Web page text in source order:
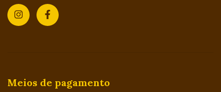
Meios de pagamento